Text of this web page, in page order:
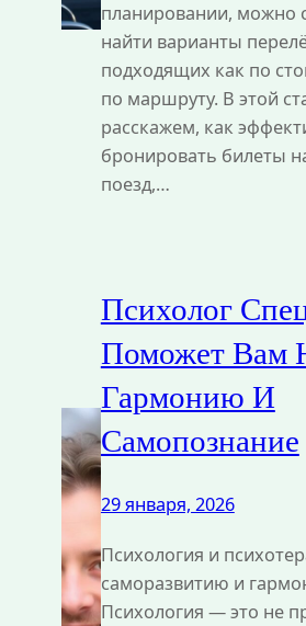
планировании, можно
найти варианты
подходящих как по
по маршруту. В этой
расскажем, как
бронировать билеты
поезд,…
Психолог
Поможет Вам
Гармонию И
Самопознание
29 января, 2026
Психология и
саморазвитию и
Психология — это не